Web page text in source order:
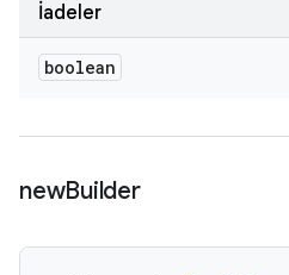
İadeler
boolean
newBuilder